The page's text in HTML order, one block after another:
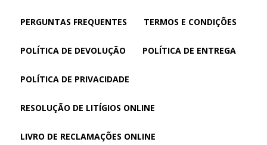
PERGUNTAS FREQUENTES TERMOS E CONDIÇÕES
POLÍTICA DE DEVOLUÇÃO POLÍTICA DE ENTREGA
POLÍTICA DE PRIVACIDADE
RESOLUÇÃO DE LITÍGIOS ONLINE
LIVRO DE RECLAMAÇÕES ONLINE